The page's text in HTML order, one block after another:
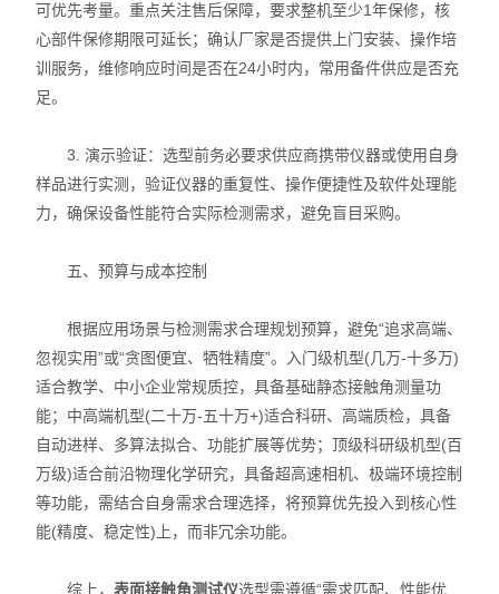
可优先考量。重点关注售后保障，要求整机至少1年保修，核
心部件保修期限可延长；确认厂家是否提供上门安装、操作培
训服务，维修响应时间是否在24小时内，常用备件供应是否充
足。
3. 演示验证：选型前务必要求供应商携带仪器或使用自身
样品进行实测，验证仪器的重复性、操作便捷性及软件处理能
力，确保设备性能符合实际检测需求，避免盲目采购。
五、预算与成本控制
根据应用场景与检测需求合理规划预算，避免“追求高端、
忽视实用”或“贪图便宜、牺牲精度”。入门级机型(几万-十多万)
适合教学、中小企业常规质控，具备基础静态接触角测量功
能；中高端机型(二十万-五十万+)适合科研、高端质检，具备
自动进样、多算法拟合、功能扩展等优势；顶级科研级机型(百
万级)适合前沿物理化学研究，具备超高速相机、极端环境控制
等功能，需结合自身需求合理选择，将预算优先投入到核心性
能(精度、稳定性)上，而非冗余功能。
综上，表面接触角测试仪选型需遵循“需求匹配、性能优